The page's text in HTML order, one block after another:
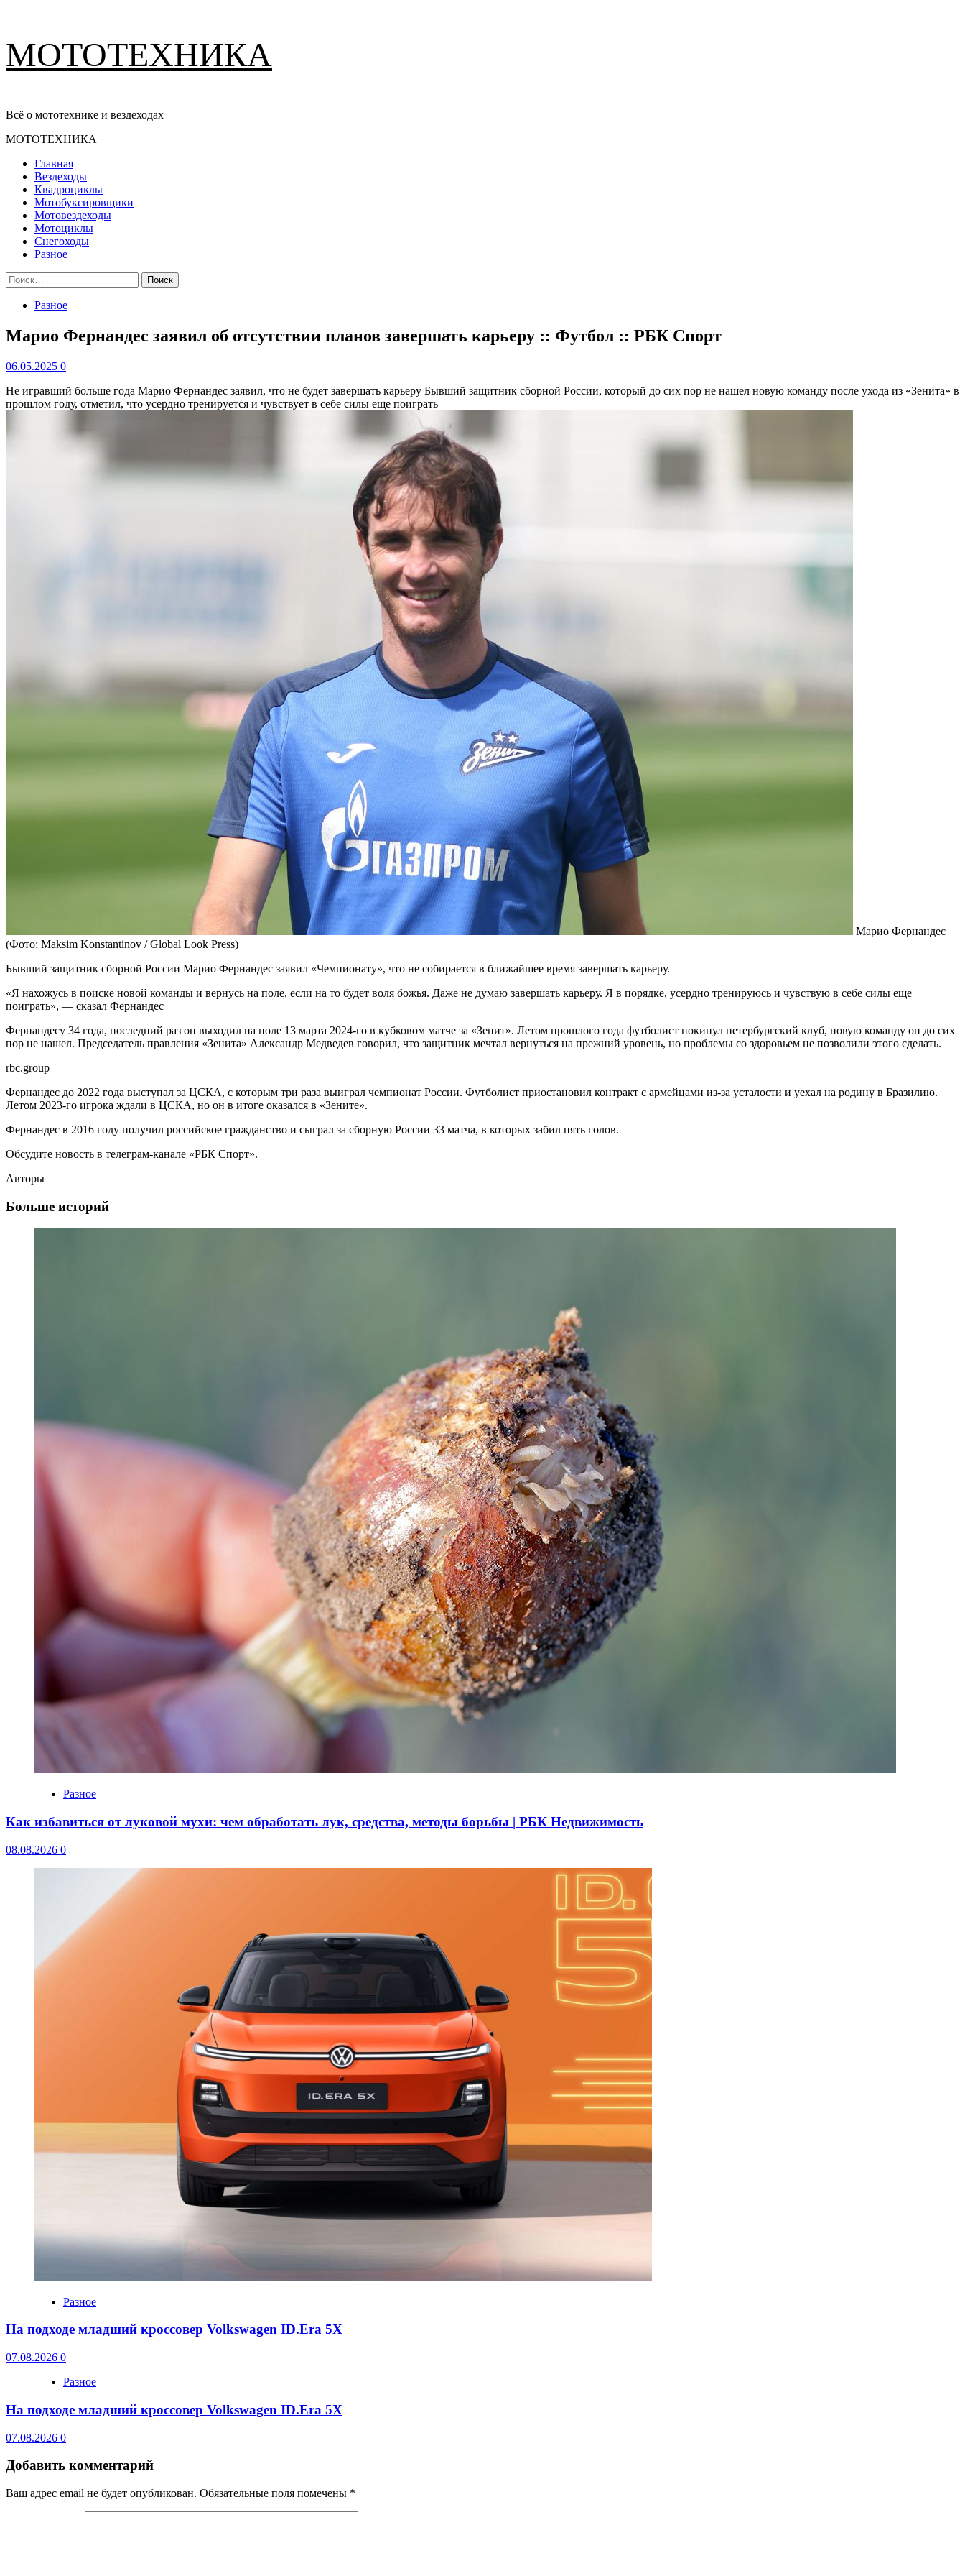
содержимому
МОТОТЕХНИКА
Всё о мототехнике и вездеходах
Основное
МОТОТЕХНИКА
Главная
Вездеходы
Квадроциклы
Мотобуксировщики
Мотовездеходы
Мотоциклы
Снегоходы
Разное
Найти:
Разное
Марио Фернандес заявил об отсутствии планов завершать карьеру :: Футбол :: РБК Спорт
06.05.2025 0
Не игравший больше года Марио Фернандес заявил, что не будет завершать карьеру Бывший защитник сборной России, который до сих пор не нашел новую команду после ухода из «Зенита» в
прошлом году, отметил, что усердно тренируется и чувствует в себе силы еще поиграть
Марио Фернандес
(Фото: Maksim Konstantinov / Global Look Press)
Бывший защитник сборной России Марио Фернандес заявил «Чемпионату», что не собирается в ближайшее время завершать карьеру.
«Я нахожусь в поиске новой команды и вернусь на поле, если на то будет воля божья. Даже не думаю завершать карьеру. Я в порядке, усердно тренируюсь и чувствую в себе силы еще
поиграть», — сказал Фернандес
Фернандесу 34 года, последний раз он выходил на поле 13 марта 2024-го в кубковом матче за «Зенит». Летом прошлого года футболист покинул петербургский клуб, новую команду он до сих
пор не нашел. Председатель правления «Зенита» Александр Медведев говорил, что защитник мечтал вернуться на прежний уровень, но проблемы со здоровьем не позволили этого сделать.
rbc.group
Фернандес до 2022 года выступал за ЦСКА, с которым три раза выиграл чемпионат России. Футболист приостановил контракт с армейцами из-за усталости и уехал на родину в Бразилию.
Летом 2023-го игрока ждали в ЦСКА, но он в итоге оказался в «Зените».
Фернандес в 2016 году получил российское гражданство и сыграл за сборную России 33 матча, в которых забил пять голов.
Обсудите новость в телеграм-канале «РБК Спорт».
Авторы
Больше историй
Разное
Как избавиться от луковой мухи: чем обработать лук, средства, методы борьбы | РБК Недвижимость
08.08.2026 0
Разное
На подходе младший кроссовер Volkswagen ID.Era 5X
07.08.2026 0
Разное
На подходе младший кроссовер Volkswagen ID.Era 5X
07.08.2026 0
Добавить комментарий
Ваш адрес email не будет опубликован. Обязательные поля помечены *